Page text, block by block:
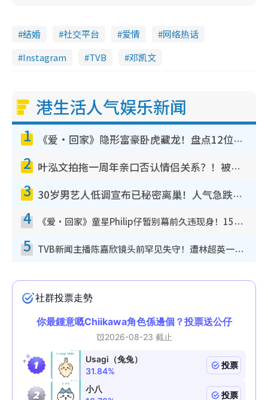
结婚 社交平台 爱情
网络热话
Instagram
TVB 邓凯文
港生活人气娱乐新闻
1 《爱·回家》隐形富豪卧虎藏龙！盘点12位财气逼人的有钱艺人：这位美女3亿身家不愁做
2 叶泓文拍拖一周年亲口否认情侣关系？！被质疑感情造假竟称GM“普通同事”
3 30岁男艺人低调宣布已秘密离巢！人气急跌变失踪人口：“这几年过得并不容易”
4 《爱·回家》童星Philip仔暂别幕前久违现身！15岁近况暴风成长长高变帅气少年
5 TVB新闻主播陈嘉欣镜头前罕见失守！遭林超英一句话突袭吓坏当场大笑